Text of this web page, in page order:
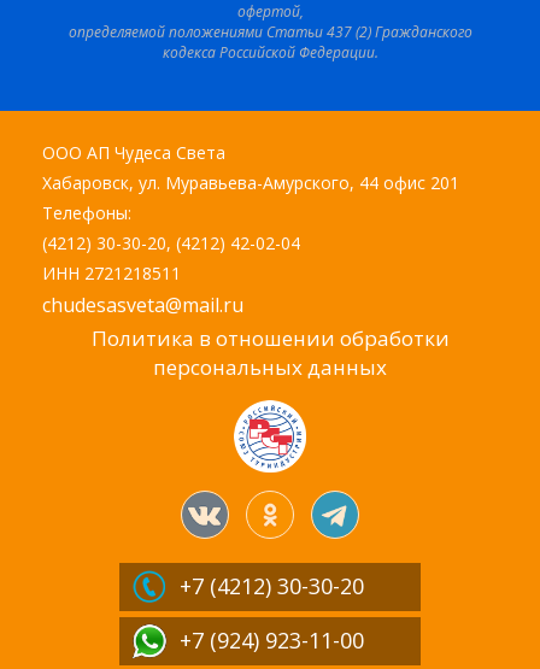
офертой,
определяемой положениями Статьи 437 (2) Гражданского
кодекса Российской Федерации.
ООО АП Чудеса Света
Хабаровск, ул. Муравьева-Амурского, 44 офис 201
Телефоны:
(4212) 30-30-20, (4212) 42-02-04
ИНН 2721218511
chudesasveta@mail.ru
Политика в отношении обработки
персональных данных
+7 (4212) 30-30-20
+7 (924) 923-11-00